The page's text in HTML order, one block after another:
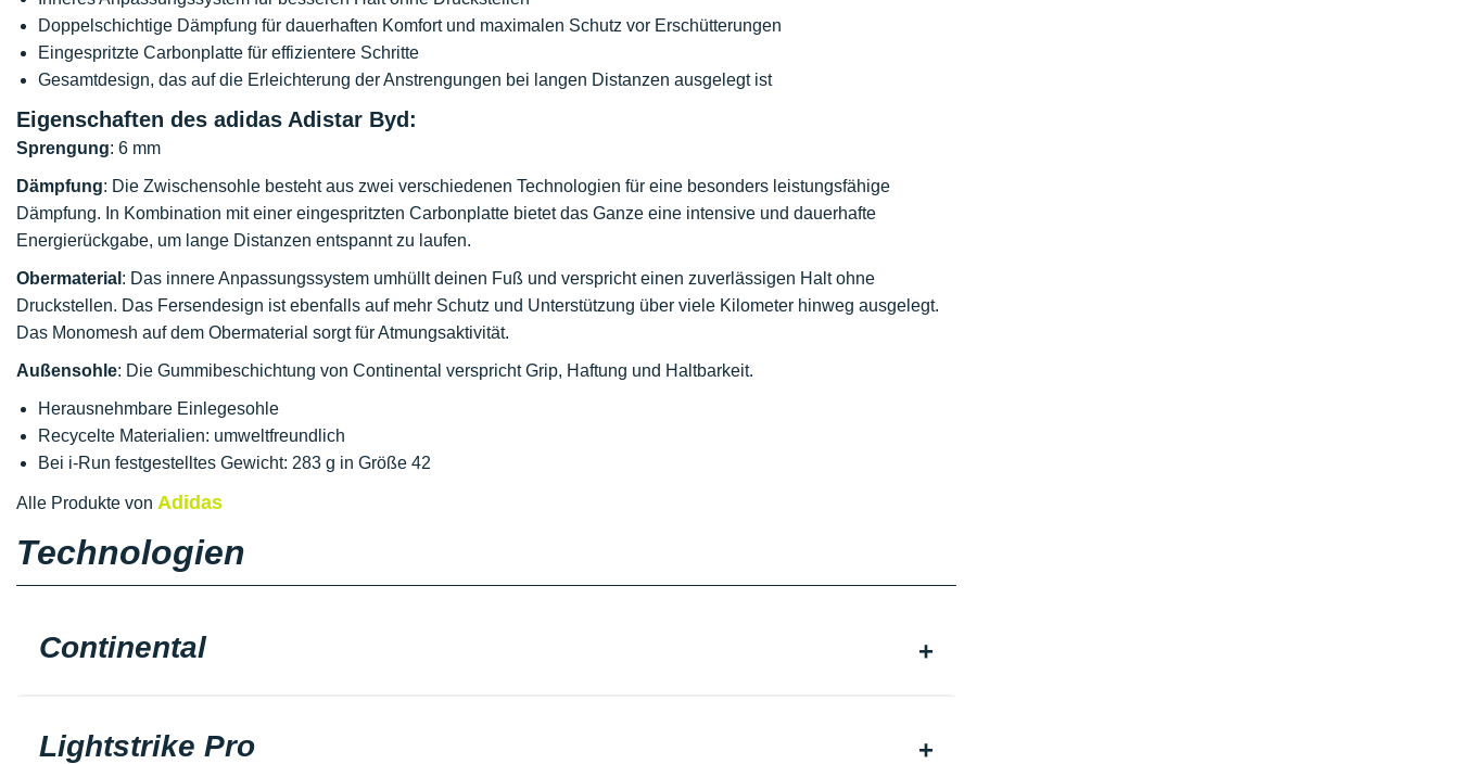
Doppelschichtige Dämpfung für dauerhaften Komfort und maximalen Schutz vor Erschütterungen
Eingespritzte Carbonplatte für effizientere Schritte
Gesamtdesign, das auf die Erleichterung der Anstrengungen bei langen Distanzen ausgelegt ist
Eigenschaften des adidas Adistar Byd:
Sprengung: 6 mm
Dämpfung: Die Zwischensohle besteht aus zwei verschiedenen Technologien für eine besonders leistungsfähige
Dämpfung. In Kombination mit einer eingespritzten Carbonplatte bietet das Ganze eine intensive und dauerhafte
Energierückgabe, um lange Distanzen entspannt zu laufen.
Obermaterial : Das innere Anpassungssystem umhüllt deinen Fuß und verspricht einen zuverlässigen Halt ohne
Druckstellen. Das Fersendesign ist ebenfalls auf mehr Schutz und Unterstützung über viele Kilometer hinweg ausgelegt.
Das Monomesh auf dem Obermaterial sorgt für Atmungsaktivität.
Außensohle: Die Gummibeschichtung von Continental verspricht Grip, Haftung und Haltbarkeit.
Herausnehmbare Einlegesohle
Recycelte Materialien: umweltfreundlich
Bei i-Run festgestelltes Gewicht: 283 g in Größe 42
Alle Produkte von Adidas
Technologien
Continental
Lightstrike Pro